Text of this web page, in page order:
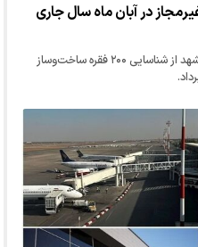
غیرمجاز در آبان ماه سال جاری
رئیس اداره امور اراضی جهاد کشاورزی مشهد از شناسایی ۲۰۰ فقره ساخت‌وساز